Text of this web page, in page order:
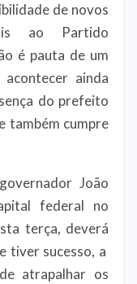
de novos
ao Partido
é pauta de um
ainda
do prefeito
também cumpre
João
federal no
terça, deverá
tiver sucesso, a
atrapalhar os